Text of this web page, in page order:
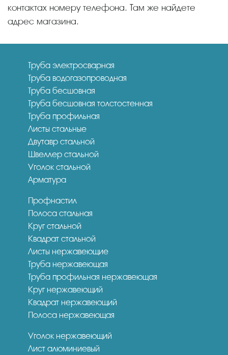
контактах номеру телефона. Там же найдете
адрес магазина.
Труба электросварная
Труба водогазопроводная
Труба бесшовная
Труба бесшовная толстостенная
Труба профильная
Листы стальные
Двутавр стальной
Швеллер стальной
Уголок стальной
Арматура
Профнастил
Полоса стальная
Круг стальной
Квадрат стальной
Листы нержавеющие
Труба нержавеющая
Труба профильная нержавеющая
Круг нержавеющий
Квадрат нержавеющий
Полоса нержавеющая
Уголок нержавеющий
Лист алюминиевый